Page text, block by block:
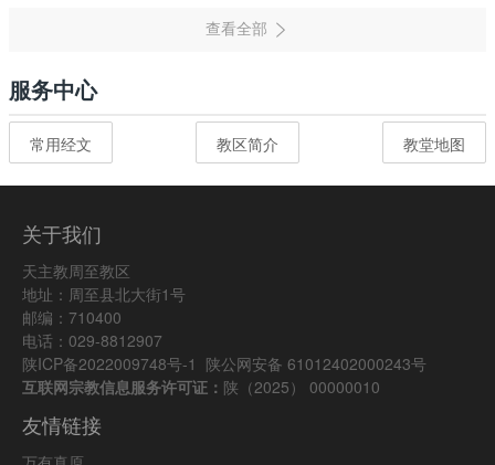
服务中心
常用经文 教区简介 教堂地图
关于我们
天主教周至教区
地址：周至县北大街1号
邮编：710400
电话：029-8812907
陕ICP备2022009748号-1 陕公网安备 61012402000243号
互联网宗教信息服务许可证： 陕（2025） 00000010
友情链接